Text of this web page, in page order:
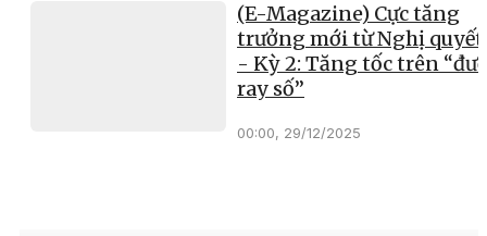
(E-Magazine) Cực tăng
trưởng mới từ Nghị quyết
- Kỳ 2: Tăng tốc trên
ray số”
00:00, 29/12/2025